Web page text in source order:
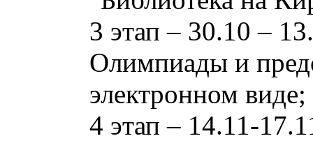
3 этап – 30.10 –
Олимпиады и
электронном виде;
4 этап – 14.11-